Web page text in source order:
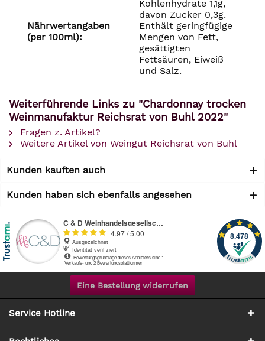
Nährwertangaben
(per 100ml):
Kohlenhydrate 1,1g,
davon Zucker 0,3g.
Enthält geringfügige
Mengen von Fett,
gesättigten
Fettsäuren, Eiweiß
und Salz.
Weiterführende Links zu "Chardonnay trocken
Weinmanufaktur Reichsrat von Buhl 2022"
Fragen z. Artikel?
Weitere Artikel von Weingut Reichsrat von Buhl
Kunden kauften auch
Kunden haben sich ebenfalls angesehen
Eine Bestellung widerrufen
Service Hotline